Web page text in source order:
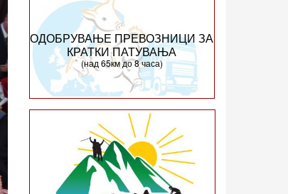
ОДОБРУВАЊЕ ПРЕВОЗНИЦИ ЗА
КРАТКИ ПАТУВАЊА
(над 65км до 8 часа)